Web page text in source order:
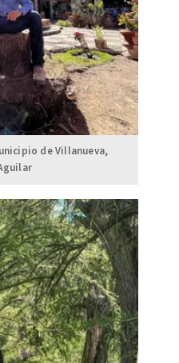
de Villanueva,